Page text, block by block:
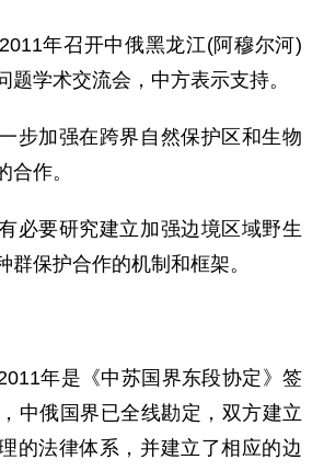
年召开中俄黑龙江(阿穆尔河)
题学术交流会，中方表示支持。
加强在跨界自然保护区和生物
合作。
要研究建立加强边境区域野生
群保护合作的机制和框架。
年是《中苏国界东段协定》签
中俄国界已全线勘定，双方建立
的法律体系，并建立了相应的边